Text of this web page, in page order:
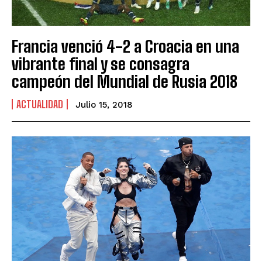
Francia venció 4-2 a Croacia en una
vibrante final y se consagra
campeón del Mundial de Rusia 2018
ACTUALIDAD Julio 15, 2018